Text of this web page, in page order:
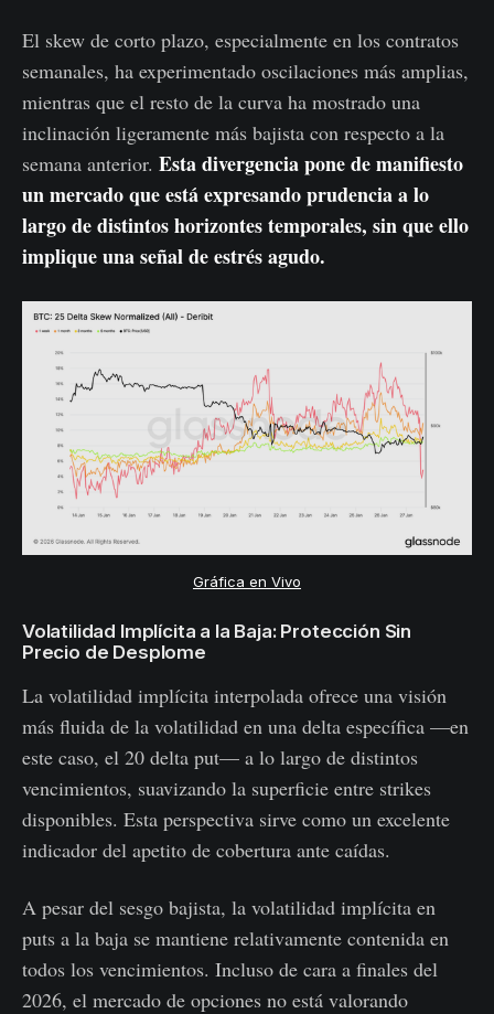
El skew de corto plazo, especialmente en los contratos
semanales, ha experimentado oscilaciones más amplias,
mientras que el resto de la curva ha mostrado una
inclinación ligeramente más bajista con respecto a la
semana anterior. Esta divergencia pone de manifiesto
un mercado que está expresando prudencia a lo
largo de distintos horizontes temporales, sin que ello
implique una señal de estrés agudo.
Gráfica en Vivo
Volatilidad Implícita a la Baja: Protección Sin
Precio de Desplome
La volatilidad implícita interpolada ofrece una visión
más fluida de la volatilidad en una delta específica —en
este caso, el 20 delta put— a lo largo de distintos
vencimientos, suavizando la superficie entre strikes
disponibles. Esta perspectiva sirve como un excelente
indicador del apetito de cobertura ante caídas.
A pesar del sesgo bajista, la volatilidad implícita en
puts a la baja se mantiene relativamente contenida en
todos los vencimientos. Incluso de cara a finales del
2026, el mercado de opciones no está valorando